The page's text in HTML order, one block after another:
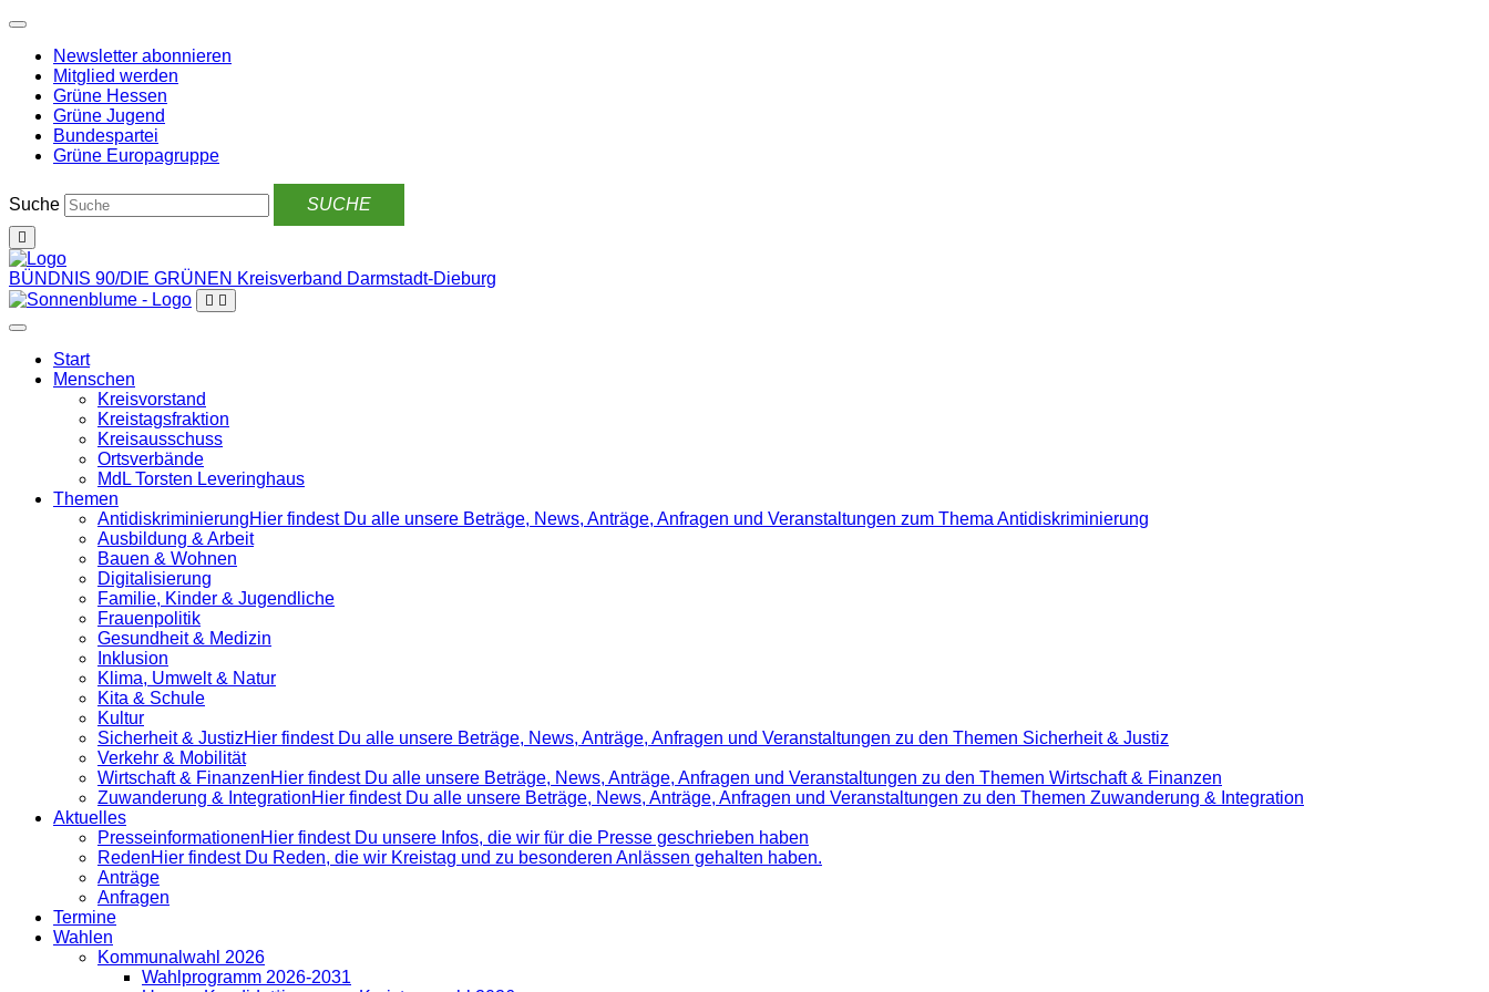
Weiter
Inhalt
Newsletter abonnieren
Mitglied werden
Grüne Hessen
Grüne Jugend
Bundespartei
Grüne Europagruppe
Suche
BÜNDNIS 90/DIE GRÜNEN Kreisverband Darmstadt-Dieburg
Start
Menschen
Kreisvorstand
Kreistagsfraktion
Kreisausschuss
Ortsverbände
MdL Torsten Leveringhaus
Themen
Antidiskrimi­nierungHier findest Du alle unsere Beträge, News, Anträge, Anfragen und Veranstaltungen zum Thema Antidiskriminierung
Ausbildung & Arbeit
Bauen & Wohnen
Digitalisierung
Familie, Kinder & Jugendliche
Frauenpolitik
Gesundheit & Medizin
Inklusion
Klima, Umwelt & Natur
Kita & Schule
Kultur
Sicherheit & JustizHier findest Du alle unsere Beträge, News, Anträge, Anfragen und Veranstaltungen zu den Themen Sicherheit & Justiz
Verkehr & Mobilität
Wirtschaft & FinanzenHier findest Du alle unsere Beträge, News, Anträge, Anfragen und Veranstaltungen zu den Themen Wirtschaft & Finanzen
Zuwanderung & IntegrationHier findest Du alle unsere Beträge, News, Anträge, Anfragen und Veranstaltungen zu den Themen Zuwanderung & Integration
Aktuelles
Presse­informationenHier findest Du unsere Infos, die wir für die Presse geschrieben haben
RedenHier findest Du Reden, die wir Kreistag und zu besonderen Anlässen gehalten haben.
Anträge
Anfragen
Termine
Wahlen
Kommunalwahl 2026
Wahlprogramm 2026-2031